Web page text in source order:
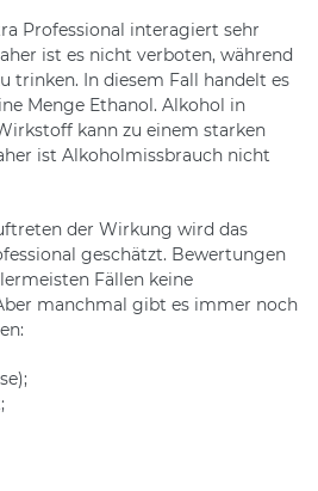
Professional interagiert sehr
ist es nicht verboten, während
trinken. In diesem Fall handelt es
Menge Ethanol. Alkohol in
kann zu einem starken
ist Alkoholmissbrauch nicht
der Wirkung wird das
geschätzt. Bewertungen
Fällen keine
manchmal gibt es immer noch